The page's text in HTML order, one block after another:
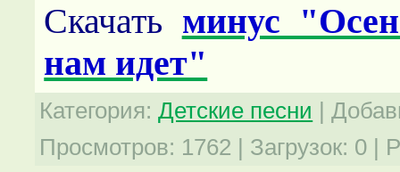
Скачать минус
нам идет"
Категория: Детские песни |
Просмотров: 1762 | Загрузок: 0 |